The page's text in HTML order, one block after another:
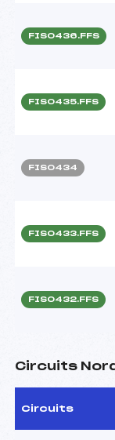
FIS0436.FFS
FIS0435.FFS
FIS0434
FIS0433.FFS
FIS0432.FFS
Circuits
Circuits